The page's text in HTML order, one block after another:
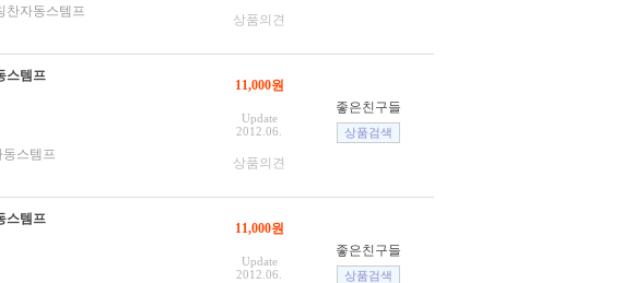
찬자동스템프
상품의견
스템프
스템프
11,000원
Update
2012.06.
상품의견
좋은친구들
스템프
11,000원
Update
2012.06.
좋은친구들